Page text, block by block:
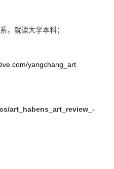
，就读大学本科；
yangchang_art
art_habens_art_review_-